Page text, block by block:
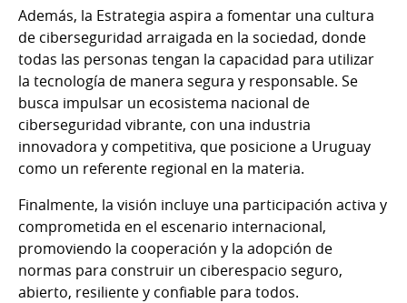
Además, la Estrategia aspira a fomentar una cultura
de ciberseguridad arraigada en la sociedad, donde
todas las personas tengan la capacidad para utilizar
la tecnología de manera segura y responsable. Se
busca impulsar un ecosistema nacional de
ciberseguridad vibrante, con una industria
innovadora y competitiva, que posicione a Uruguay
como un referente regional en la materia.
Finalmente, la visión incluye una participación activa y
comprometida en el escenario internacional,
promoviendo la cooperación y la adopción de
normas para construir un ciberespacio seguro,
abierto, resiliente y confiable para todos.